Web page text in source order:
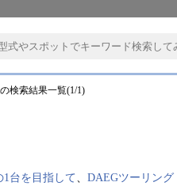
検索結果一覧(1/1)
1台を目指して 、 DAEGツーリング